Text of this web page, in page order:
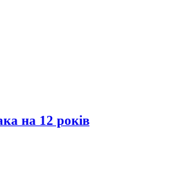
на 12 років